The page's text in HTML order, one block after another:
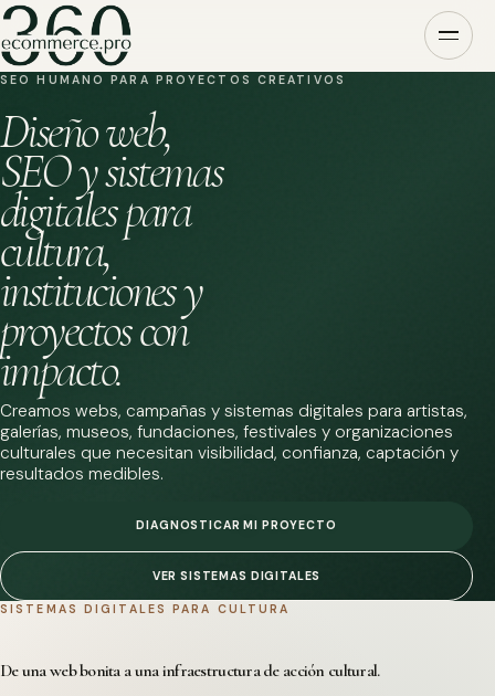
SEO HUMANO PARA PROYECTOS CREATIVOS
Diseño web,
SEO y sistemas
digitales para
cultura,
instituciones y
proyectos con
impacto.
Creamos webs, campañas y sistemas digitales para artistas,
galerías, museos, fundaciones, festivales y organizaciones
culturales que necesitan visibilidad, confianza, captación y
resultados medibles.
DIAGNOSTICAR MI PROYECTO
VER SISTEMAS DIGITALES
SISTEMAS DIGITALES PARA CULTURA
De una web bonita a una infraestructura de acción cultural.